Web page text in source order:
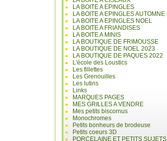
LA BOITE A EPINGLES
LA BOITE A EPINGLES AUTOMNE
LA BOITE A EPINGLES NOEL
LA BOITE A FRIANDISES
LA BOITE A MINIS
LA BOUTIQUE DE FRIMOUSSE
LA BOUTIQUE DE NOEL 2023
LA BOUTIQUE DE PAQUES 2022
L'école des Loustics
Les fillettes
Les Grenouilles
Les lutins
Links
MARQUES PAGES
MES GRILLES A VENDRE
Mes petits biscornus
Monochromes
Petits bonheurs de brodeuse
Petits coeurs 3D
PORCELAINE ET PETITS SUJETS